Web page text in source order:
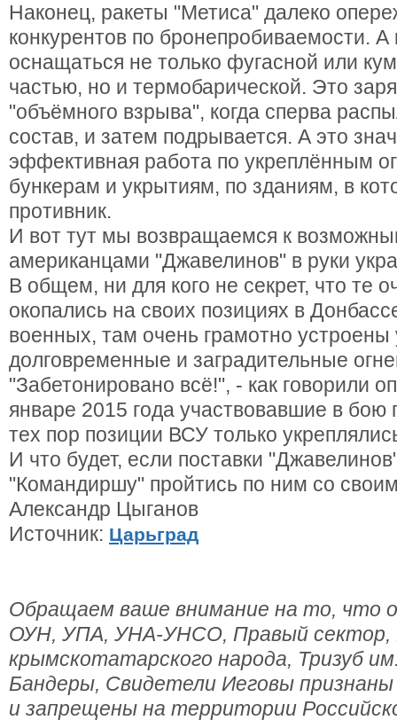
Наконец, ракеты "Метиса" далеко
конкурентов по бронепробиваемости. А
оснащаться не только фугасной или
частью, но и термобарической. Это
"объёмного взрыва", когда сперва
состав, и затем подрывается. А это
эффективная работа по укреплённым
бункерам и укрытиям, по зданиям, в
противник.
И вот тут мы возвращаемся к
американцами "Джавелинов" в руки
В общем, ни для кого не секрет, что те
окопались на своих позициях в
военных, там очень грамотно
долговременные и заградительные
"Забетонировано всё!", - как говорили
январе 2015 года участвовавшие в
тех пор позиции ВСУ только
И что будет, если поставки
"Командиршу" пройтись по ним со
Александр Цыганов
Источник: Царьград
Обращаем ваше внимание на то, что
ОУН, УПА, УНА-УНСО, Правый сектор,
крымскотатарского народа, Тризуб
Бандеры, Свидетели Иеговы
и запрещены на территории